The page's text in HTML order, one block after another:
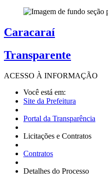
Caracaraí
Transparente
ACESSO À INFORMAÇÃO
Você está em:
Site da Prefeitura
Portal da Transparência
Licitações e Contratos
Contratos
Detalhes do Processo